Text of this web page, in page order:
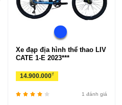
Xe đạp địa hình thể thao LIV
CATE 1-E 2023***
14.900.000₫
1 đánh giá